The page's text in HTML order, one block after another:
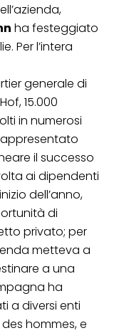
ha festeggiato
Per l’intera
generale di
15.000
in numerosi
il successo
ai dipendenti
dell’anno,
di
privato; per
metteva a
a una
ha
a diversi enti
hommes, e